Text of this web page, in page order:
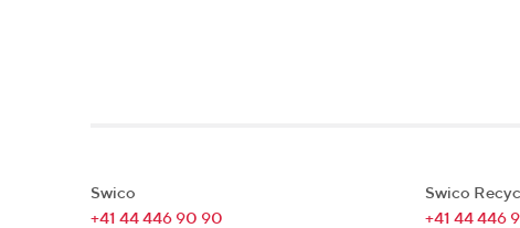
Swico
+41 44 446 90 90
Swico
+41 44 446